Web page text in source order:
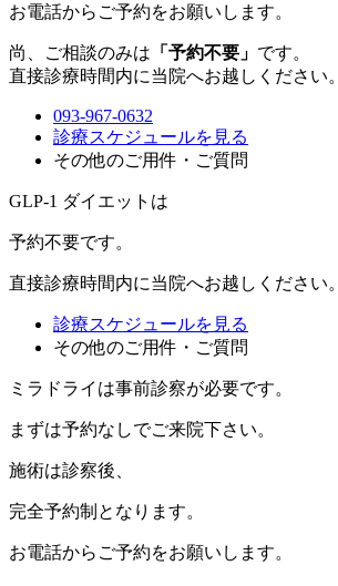
お電話からご予約をお願いします。
尚、ご相談のみは 「予約不要」 です。
直接診療時間内に当院へお越しください。
093-967-0632
診療スケジュールを見る
その他のご用件・ご質問
GLP-1 ダイエットは
予約不要です。
直接診療時間内に当院へお越しください。
診療スケジュールを見る
その他のご用件・ご質問
ミラドライは事前診察が必要です。
まずは予約なしでご来院下さい。
施術は診察後、
完全予約制 となります。
お電話からご予約をお願いします。